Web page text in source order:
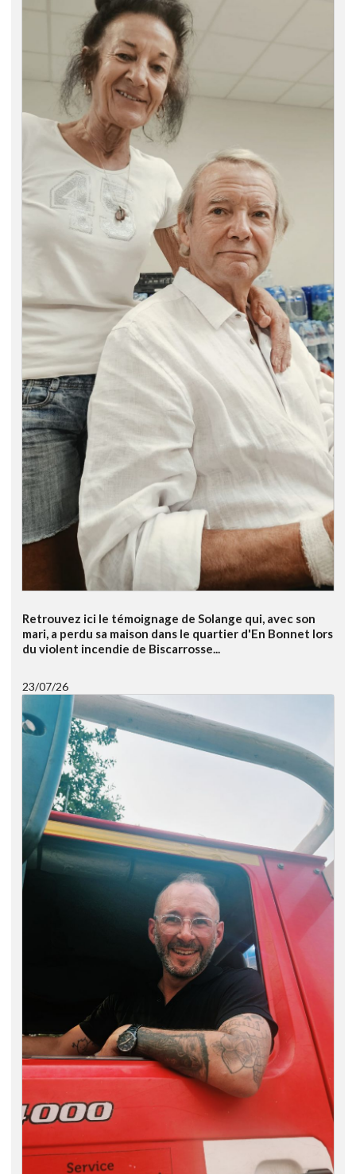
Retrouvez ici le témoignage de Solange qui, avec son
mari, a perdu sa maison dans le quartier d'En Bonnet lors
du violent incendie de Biscarrosse...
23/07/26